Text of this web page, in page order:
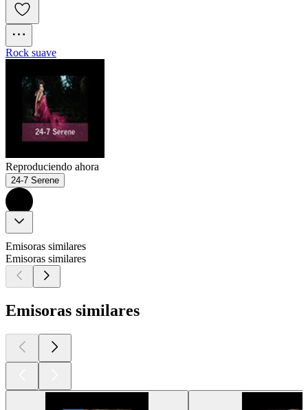
Rock suave
Reproduciendo ahora
24-7 Serene
Emisoras similares
Emisoras similares
Emisoras similares